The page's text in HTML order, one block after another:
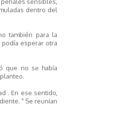
dentro del
también para la
esperar otra
que no se había
. En ese sentido,
" Se reunían